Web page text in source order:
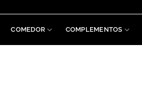
COMEDOR COMPLEMENTOS